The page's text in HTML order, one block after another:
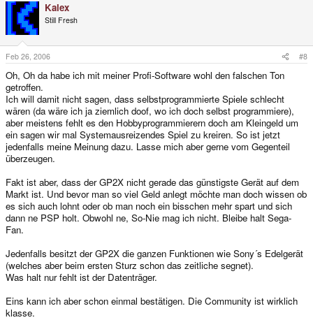
Kalex
Still Fresh
Feb 26, 2006 #8
Oh, Oh da habe ich mit meiner Profi-Software wohl den falschen Ton
getroffen.
Ich will damit nicht sagen, dass selbstprogrammierte Spiele schlecht
wären (da wäre ich ja ziemlich doof, wo ich doch selbst programmiere),
aber meistens fehlt es den Hobbyprogrammierern doch am Kleingeld um
ein sagen wir mal Systemausreizendes Spiel zu kreiren. So ist jetzt
jedenfalls meine Meinung dazu. Lasse mich aber gerne vom Gegenteil
überzeugen.
Fakt ist aber, dass der GP2X nicht gerade das günstigste Gerät auf dem
Markt ist. Und bevor man so viel Geld anlegt möchte man doch wissen ob
es sich auch lohnt oder ob man noch ein bisschen mehr spart und sich
dann ne PSP holt. Obwohl ne, So-Nie mag ich nicht. Bleibe halt Sega-
Fan.
Jedenfalls besitzt der GP2X die ganzen Funktionen wie Sony´s Edelgerät
(welches aber beim ersten Sturz schon das zeitliche segnet).
Was halt nur fehlt ist der Datenträger.
Eins kann ich aber schon einmal bestätigen. Die Community ist wirklich
klasse.